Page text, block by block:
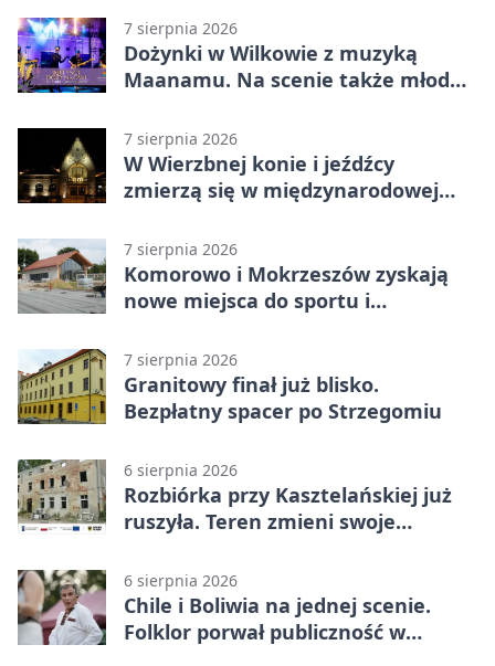
7 sierpnia 2026
Dożynki w Wilkowie z muzyką
Maanamu. Na scenie także młode
7 sierpnia 2026
W Wierzbnej konie i jeźdźcy
zmierzą się w międzynarodowej
7 sierpnia 2026
Komorowo i Mokrzeszów zyskają
nowe miejsca do sportu i
7 sierpnia 2026
Granitowy finał już blisko.
Bezpłatny spacer po Strzegomiu
6 sierpnia 2026
Rozbiórka przy Kasztelańskiej już
ruszyła. Teren zmieni swoje
6 sierpnia 2026
Chile i Boliwia na jednej scenie.
Folklor porwał publiczność w